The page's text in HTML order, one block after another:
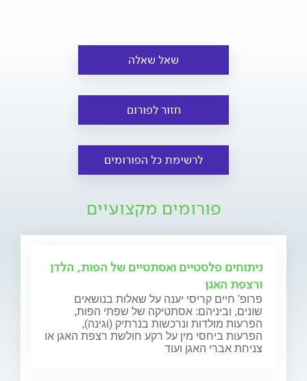
שאל שאלה
חזור לפורום
לרשימת כל הפורומים
פורומים מקצועיים
ניתוחים פלסטיים ואסתטיים של הפות, הלדן
ורצפת האגן
פרופ' חיים קריסי יענה על שאלות בנושאים
שונים, וביניהם: אסתטיקה של שפתי הפות,
הפרעות מולדות ונרכשות בנרתיק (וגינה),
הפרעות ביחסי מין על רקע חולשת רצפת האגן או
צניחת אברי האגן ועוד